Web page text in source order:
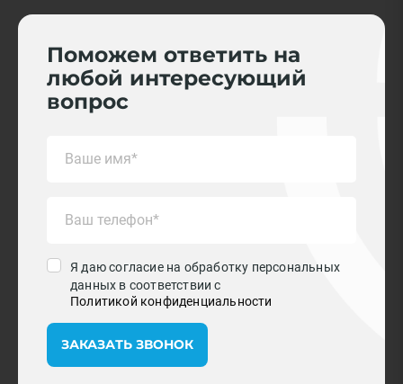
Поможем ответить на
любой интересующий
вопрос
Я даю согласие на обработку персональных
данных в соответствии с
Политикой конфиденциальности
ЗАКАЗАТЬ ЗВОНОК